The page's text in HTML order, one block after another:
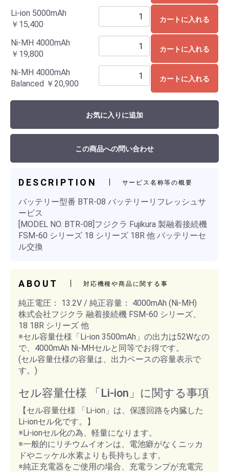
Li-ion 5000mAh
￥15,400
カートに入れる
Ni-MH 4000mAh
￥19,800
カートに入れる
Ni-MH 4000mAh
Balanced ￥20,900 カートに入れる
お気に入りに追加
この商品への問い合わせ
DESCRIPTION サービス名称等の概要
バッテリー型番 BTR-08 バッテリーリフレッシュサ
ービス
[MODEL NO. BTR-08]フジクラ Fujikura 製融着接続機
FSM-60 シリーズ 18 シリーズ 18R 他 バッテリーセ
ル交換
ABOUT 対応機種や商品に関する事
純正電圧： 13.2V / 純正容量： 4000mAh (Ni-MH)
株式会社フジクラ 融着接続機 FSM-60 シリーズ、
18 18R シリーズ 他
※セル容量仕様「Li-ion 3500mAh」の出力は52Wなの
で、4000mAh Ni-MHセルと同等でお得です。
(セル容量仕様の容量は、出力ベースの容量表示で
す。)
セル容量仕様 「Li-ion」に関する事項
【セル容量仕様 「Li-ion」は、保護回路を内臓した
Li-ionセル化です。】
※Li-ionセル化の為、軽量になります。
※一般的にリチウムイオンは、電池癖がなくニッカ
ドやニッケル水素よりも長持ちします。
※純正充電器をご使用の場合、充電ランプが充電完